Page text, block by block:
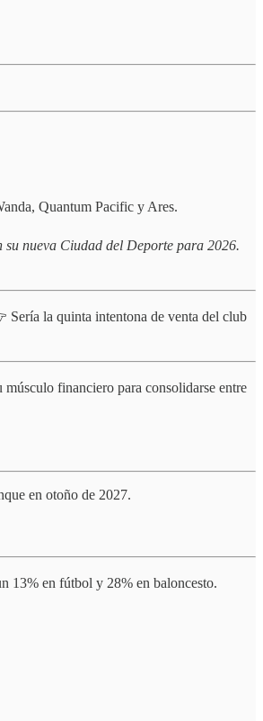
Quantum Pacific y Ares.
nueva Ciudad del Deporte para 2026.
Sería la quinta intentona de venta del club
financiero para consolidarse entre
en otoño de 2027.
13% en fútbol y 28% en baloncesto.